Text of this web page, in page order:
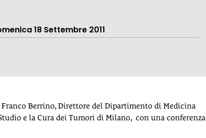
18 Settembre 2011
Berrino, Direttore del Dipartimento di Medicina
e la Cura dei Tumori di Milano, con una conferenza